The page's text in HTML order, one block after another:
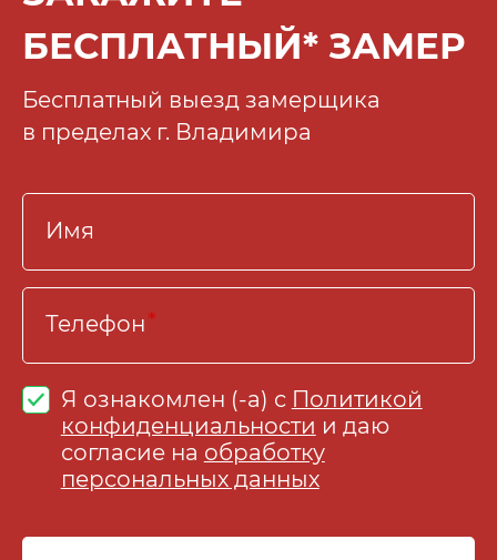
БЕСПЛАТНЫЙ* ЗАМЕР
Бесплатный выезд замерщика
в пределах г. Владимира
Имя
Телефон
Я ознакомлен (-а) с Политикой
конфиденциальности и даю
согласие на обработку
персональных данных